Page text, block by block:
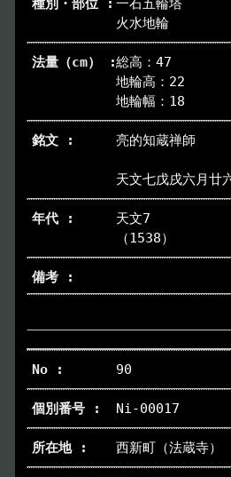
一石五輪塔
火水地輪
総高：47
地輪高：22
地輪幅：18
亮的知蔵禅師
天文七戊戌六月廿
天文7
（1538）
90
Ni-00017
西新町（法蔵寺）